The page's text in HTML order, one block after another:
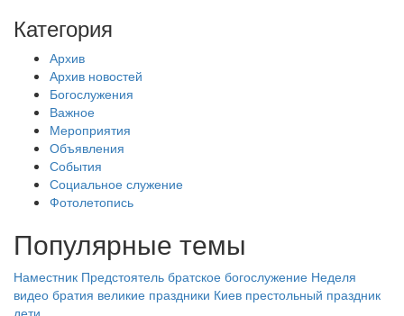
Категория
Архив
Архив новостей
Богослужения
Важное
Мероприятия
Объявления
События
Социальное служение
Фотолетопись
Популярные темы
Наместник Предстоятель братское богослужение Неделя
видео братия великие праздники Киев престольный праздник